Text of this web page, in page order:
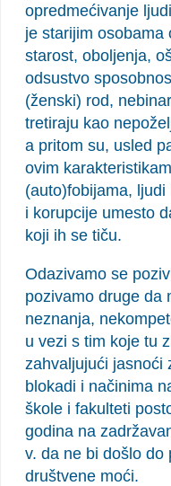
opredmećivanje
je starijim osobama
starost, oboljenja,
odsustvo
(ženski) rod,
tretiraju kao
a pritom su, usled
ovim
(auto)fobijama,
i korupcije umesto
koji ih se tiču.
Odazivamo se
pozivamo druge da
neznanja,
u vezi s tim koje tu
zahvaljujući jasnoći
blokadi i načinima
škole i fakulteti
godina na
v. da ne bi došlo do
društvene moći.